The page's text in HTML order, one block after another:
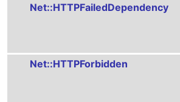
Net::HTTPFailedDependency
Net::HTTPForbidden